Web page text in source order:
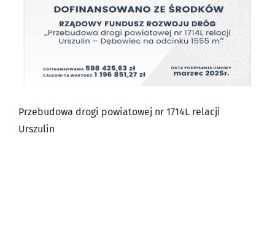
Przebudowa drogi powiatowej nr 1714L relacji
Urszulin